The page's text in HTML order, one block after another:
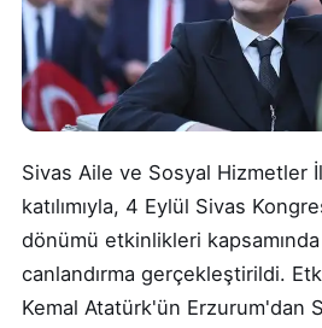
Sivas Aile ve Sosyal Hizmetler
katılımıyla, 4 Eylül Sivas
dönümü etkinlikleri
canlandırma gerçekleştirildi.
Kemal Atatürk'ün Erzurum'dan